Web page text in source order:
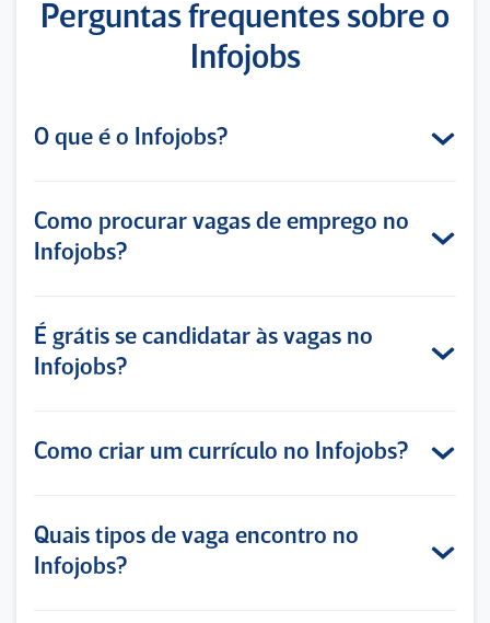
Perguntas frequentes sobre o
Infojobs
O que é o Infojobs?
Como procurar vagas de emprego no
Infojobs?
É grátis se candidatar às vagas no
Infojobs?
Como criar um currículo no Infojobs?
Quais tipos de vaga encontro no
Infojobs?